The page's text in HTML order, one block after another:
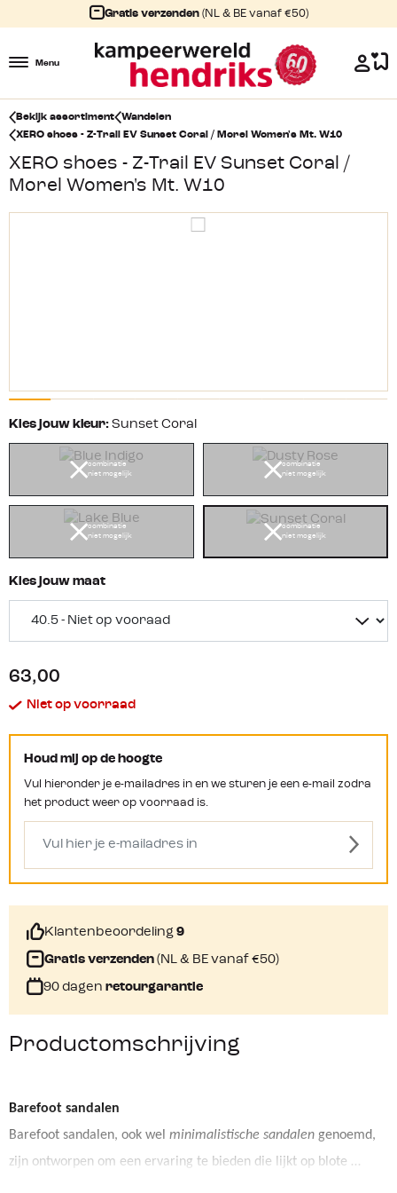
Gratis verzenden (NL & BE vanaf €50)
Menu
Bekijk assortiment
Wandelen
XERO shoes - Z-Trail EV Sunset Coral / Morel Women's Mt. W10
XERO shoes - Z-Trail EV Sunset Coral /
Morel Women's Mt. W10
Kies jouw kleur: Sunset Coral
combinatie
niet mogelijk
combinatie
niet mogelijk
combinatie
niet mogelijk
combinatie
niet mogelijk
Kies jouw maat
63,00
Niet op voorraad
Houd mij op de hoogte
Vul hieronder je e-mailadres in en we sturen je een e-mail zodra
het product weer op voorraad is.
Klantenbeoordeling 9
Gratis verzenden (NL & BE vanaf €50)
90 dagen retourgarantie
Productomschrijving
Barefoot sandalen
Barefoot sandalen, ook wel minimalistische sandalen genoemd,
zijn ontworpen om een ervaring te bieden die lijkt op blote